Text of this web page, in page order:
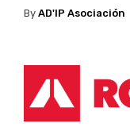
By AD'IP Asociación